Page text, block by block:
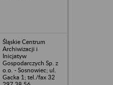
Śląskie Centrum
Archiwizacji i
Inicjatyw
Gospodarczych Sp. z
o.o. - Sosnowiec; ul.
Gacka 1; tel./fax 32